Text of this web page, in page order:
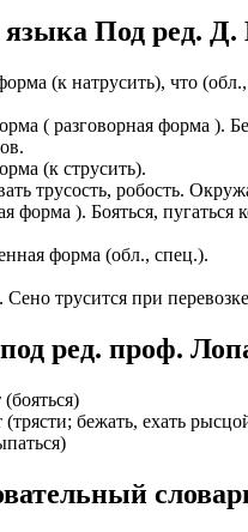
языка Под ред.
(к натрусить), что
( разговорная форма ).
(к струсить).
трусость, робость.
форма ). Бояться,
форма (обл., спец.).
Сено трусится при
ред. проф.
бежать, ехать